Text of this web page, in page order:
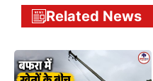
Related News